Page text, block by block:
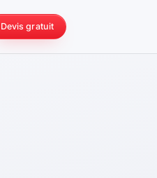
Devis gratuit